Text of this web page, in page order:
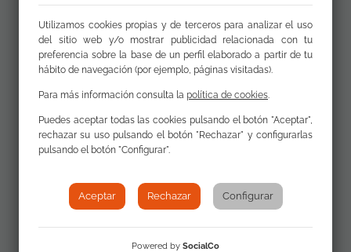
Perfume en la memoria, último
álbum del artista Antonio
Utilizamos cookies propias y de terceros para analizar el uso
del sitio web y/o mostrar publicidad relacionada con tu
preferencia sobre la base de un perfil elaborado a partir de tu
hábito de navegación (por ejemplo, páginas visitadas).
Para más información consulta la política de cookies
Puedes aceptar todas las cookies pulsando el botón "Aceptar",
rechazar su uso pulsando el botón "Rechazar" y configurarlas
pulsando el botón "Configurar".
Aceptar Rechazar Configurar
Powered by SocialCo